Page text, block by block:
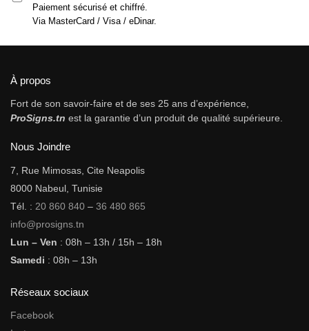
Paiement sécurisé et chiffré.
Via MasterCard / Visa / eDinar.
À propos
Fort de son savoir-faire et de ses 25 ans d’expérience,
ProSigns.tn est la garantie d’un produit de qualité supérieure.
Nous Joindre
7, Rue Mimosas, Cite Neapolis
8000 Nabeul, Tunisie
Tél. : 20 860 840 – 36 480 865
info@prosigns.tn
Lun – Ven : 08h – 13h / 15h – 18h
Samedi : 08h – 13h
Réseaux sociaux
Facebook